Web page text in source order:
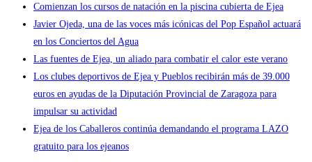
Comienzan los cursos de natación en la piscina cubierta de Ejea
Javier Ojeda, una de las voces más icónicas del Pop Español actuará
en los Conciertos del Agua
Las fuentes de Ejea, un aliado para combatir el calor este verano
Los clubes deportivos de Ejea y Pueblos recibirán más de 39.000
euros en ayudas de la Diputación Provincial de Zaragoza para
impulsar su actividad
Ejea de los Caballeros continúa demandando el programa LAZO
gratuito para los ejeanos